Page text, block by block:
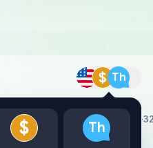
$ Th
Rod, Detent Toyota, 33631-
$ Th